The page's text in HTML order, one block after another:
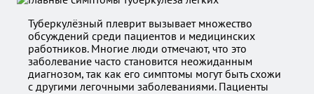
Туберкулёзный плеврит вызывает множество
обсуждений среди пациентов и медицинских
работников. Многие люди отмечают, что это
заболевание часто становится неожиданным
диагнозом, так как его симптомы могут быть схожи
с другими легочными заболеваниями. Пациенты